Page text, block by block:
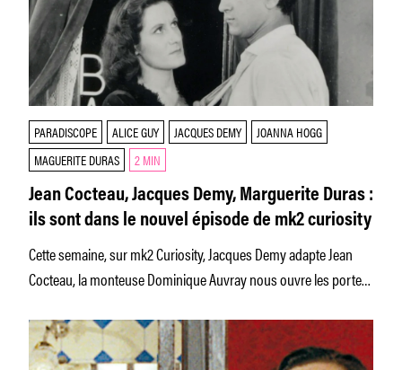
PARADISCOPE ALICE GUY JACQUES DEMY
JOANNA HOGG
MAGUERITE DURAS
2 MIN
Jean Cocteau, Jacques Demy, Marguerite Duras :
ils sont dans le nouvel épisode de mk2 curiosity
Cette semaine, sur mk2 Curiosity, Jacques Demy adapte Jean
Cocteau, la monteuse Dominique Auvray nous ouvre les portes